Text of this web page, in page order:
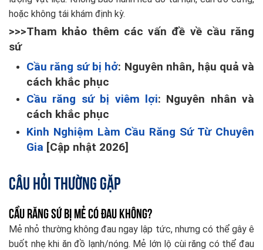
hoặc không tái khám định kỳ.
>>>Tham khảo thêm các vấn đề về cầu răng
sứ
Cầu răng sứ bị hở: Nguyên nhân, hậu quả và
cách khắc phục
Cầu răng sứ bị viêm lợi: Nguyên nhân và
cách khắc phục
Kinh Nghiệm Làm Cầu Răng Sứ Từ Chuyên
Gia [Cập nhật 2026]
Câu hỏi thường gặp
Cầu răng sứ bị mẻ có đau không?
Mẻ nhỏ thường không đau ngay lập tức, nhưng có thể gây ê
buốt nhẹ khi ăn đồ lạnh/nóng. Mẻ lớn lộ cùi răng có thể đau